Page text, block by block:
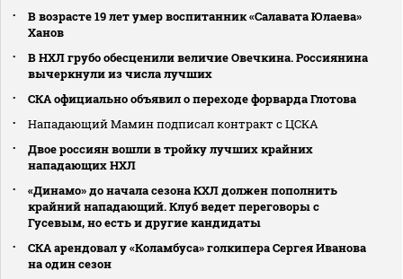
В возрасте 19 лет умер воспитанник «Салавата Юлаева»
Ханов
В НХЛ грубо обесценили величие Овечкина. Россиянина
вычеркнули из числа лучших
СКА официально объявил о переходе форварда Глотова
Нападающий Мамин подписал контракт с ЦСКА
Двое россиян вошли в тройку лучших крайних
нападающих НХЛ
«Динамо» до начала сезона КХЛ должен пополнить
крайний нападающий. Клуб ведет переговоры с
Гусевым, но есть и другие кандидаты
СКА арендовал у «Коламбуса» голкипера Сергея Иванова
на один сезон